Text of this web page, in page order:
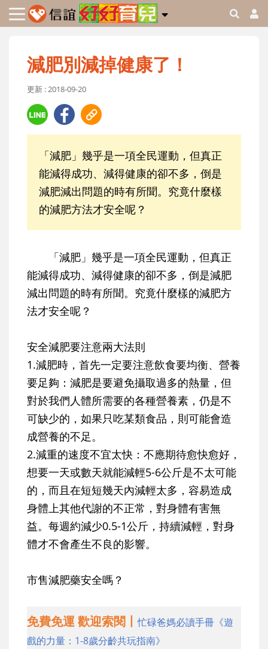
減肥別減掉健康了！
更新 : 2018-09-20
「減肥」幾乎是一項全民運動，但真正
能減得成功、減得健康的卻不多，倒是
減肥減出問題的時有所聞。究竟什麼樣
的減肥方法才安全呢？
「減肥」幾乎是一項全民運動，但真正
能減得成功、減得健康的卻不多，倒是減肥
減出問題的時有所聞。究竟什麼樣的減肥方
法才安全呢？
安全減肥要注意兩大法則
1.減肥時，首先一定要注意飲食要均衡、營養
要足夠： 減肥是要避免攝取過多的熱量，但
對於我們人體所需要的各種營養素，仍是不
可缺少的，如果只吃某類食品，則可能會造
成營養的不足。
2.減重的速度不宜太快： 不應期待愈快愈好，
想要一天或數天就能減輕5-6公斤是不太可能
的，而且在短短幾天內減輕太多，容易造成
身體上其他代謝的不正常，對身體有害無
益。每週約減少0.5-1公斤，持續減輕，對身
體才不會產生不良的影響。
市售減肥藥安全嗎？
免費免運 歡迎索閱丨忙碌爸媽必讀手冊《遊
戲的力量：1-8歲分齡共玩指南》